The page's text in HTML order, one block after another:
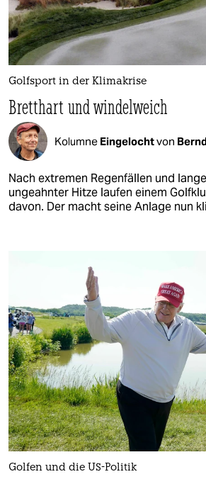
Golfsport in der Klimakrise
Bretthart und windelweich
Kolumne Eingelochtvon
Nach extremen Regenfällen und
ungeahnter Hitze laufen einem
davon. Der macht seine Anlage nun
Golfen und die US-Politik